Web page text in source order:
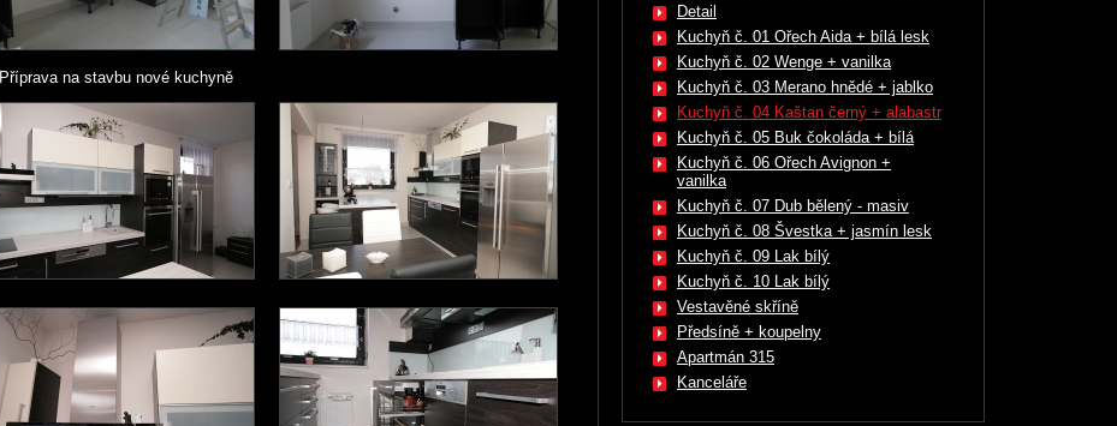
Příprava na stavbu nové kuchyně
Detail
Kuchyň č. 01 Ořech Aida + bílá lesk
Kuchyň č. 02 Wenge + vanilka
Kuchyň č. 03 Merano hnědé + jablko
Kuchyň č. 04 Kaštan černý + alabastr
Kuchyň č. 05 Buk čokoláda + bílá
Kuchyň č. 06 Ořech Avignon +
vanilka
Kuchyň č. 07 Dub bělený - masiv
Kuchyň č. 08 Švestka + jasmín lesk
Kuchyň č. 09 Lak bílý
Kuchyň č. 10 Lak bílý
Vestavěné skříně
Předsíně + koupelny
Apartmán 315
Kanceláře